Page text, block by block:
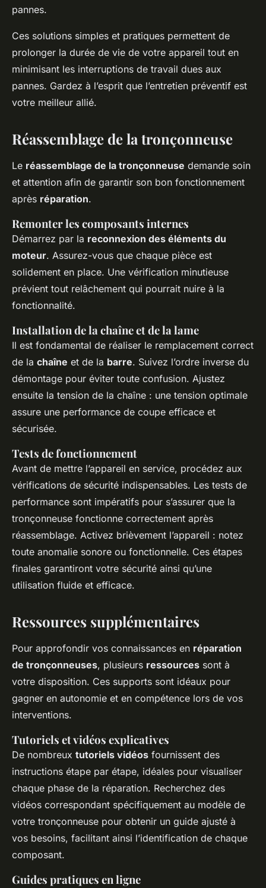
pannes.
Ces solutions simples et pratiques permettent de
prolonger la durée de vie de votre appareil tout en
minimisant les interruptions de travail dues aux
pannes. Gardez à l’esprit que l’entretien préventif est
votre meilleur allié.
Réassemblage de la tronçonneuse
Le réassemblage de la tronçonneuse demande soin
et attention afin de garantir son bon fonctionnement
après réparation.
Remonter les composants internes
Démarrez par la reconnexion des éléments du
moteur. Assurez-vous que chaque pièce est
solidement en place. Une vérification minutieuse
prévient tout relâchement qui pourrait nuire à la
fonctionnalité.
Installation de la chaîne et de la lame
Il est fondamental de réaliser le remplacement correct
de la chaîne et de la barre. Suivez l’ordre inverse du
démontage pour éviter toute confusion. Ajustez
ensuite la tension de la chaîne : une tension optimale
assure une performance de coupe efficace et
sécurisée.
Tests de fonctionnement
Avant de mettre l’appareil en service, procédez aux
vérifications de sécurité indispensables. Les tests de
performance sont impératifs pour s’assurer que la
tronçonneuse fonctionne correctement après
réassemblage. Activez brièvement l’appareil : notez
toute anomalie sonore ou fonctionnelle. Ces étapes
finales garantiront votre sécurité ainsi qu’une
utilisation fluide et efficace.
Ressources supplémentaires
Pour approfondir vos connaissances en réparation
de tronçonneuses, plusieurs ressources sont à
votre disposition. Ces supports sont idéaux pour
gagner en autonomie et en compétence lors de vos
interventions.
Tutoriels et vidéos explicatives
De nombreux tutoriels vidéos fournissent des
instructions étape par étape, idéales pour visualiser
chaque phase de la réparation. Recherchez des
vidéos correspondant spécifiquement au modèle de
votre tronçonneuse pour obtenir un guide ajusté à
vos besoins, facilitant ainsi l’identification de chaque
composant.
Guides pratiques en ligne